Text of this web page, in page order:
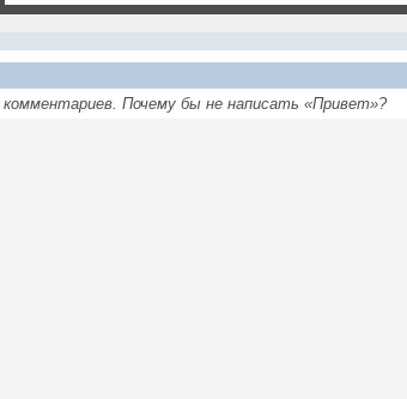
Почему бы не написать «Привет»?